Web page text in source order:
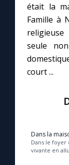
était la
Famille à
seule
court ...
Dans la
Dans le
vivante en